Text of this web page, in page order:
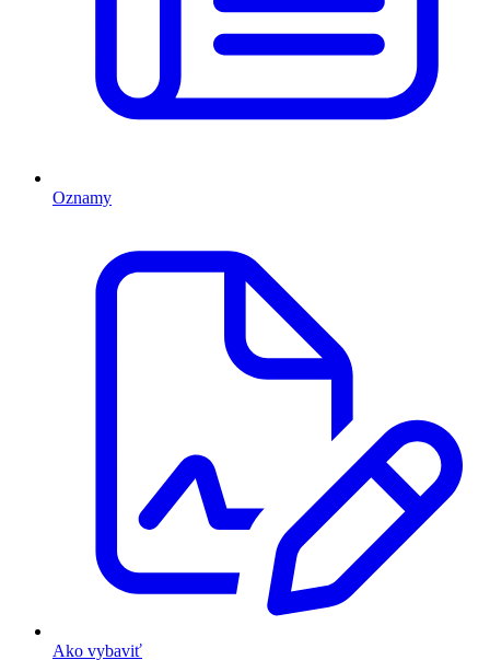
Oznamy
Ako vybaviť